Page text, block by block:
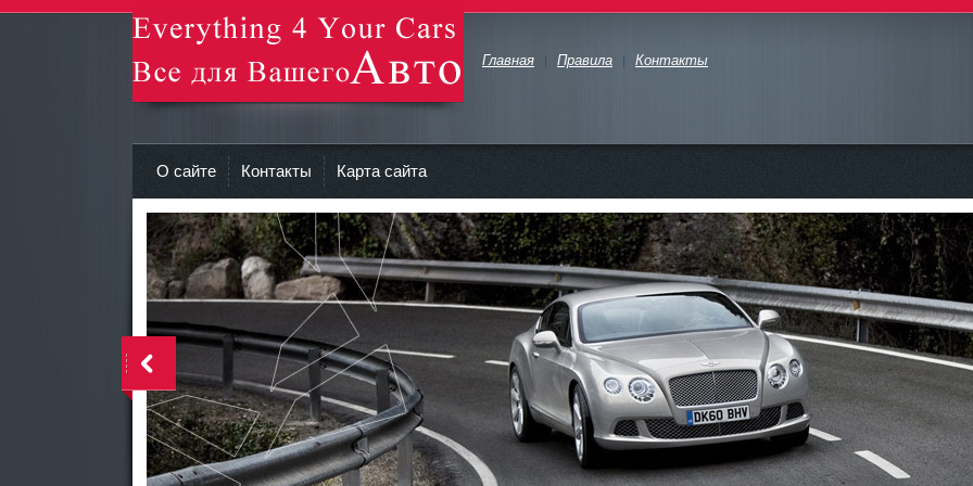
avto-zv.ru - Все для Вашего авто
Главная Правила Контакты
О сайте Контакты Карта сайта